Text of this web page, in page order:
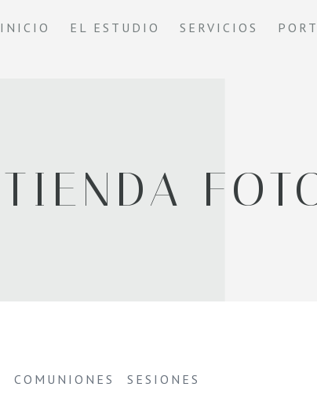
INICIO EL ESTUDIO SERVICIOS
TIENDA
COMUNIONES SESIONES